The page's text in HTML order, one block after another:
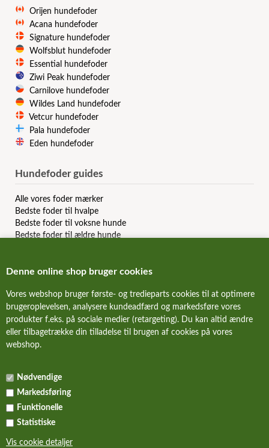
Denne online shop bruger cookies
Vores webshop bruger første- og tredieparts cookies til at optimere
brugeroplevelsen, analysere kundeadfærd og markedsføre vores
produkter f.eks. på sociale medier (retargeting). Du kan altid ændre
eller tilbagetrække din tilladelse til brugen af cookies på vores
webshop.
Nødvendige
Markedsføring
Funktionelle
Statistiske
Vis cookie detaljer
Orijen hundefoder
Acana hundefoder
Signature hundefoder
Wolfsblut hundefoder
Essential hundefoder
Ziwi Peak hundefoder
Carnilove hundefoder
Wildes Land hundefoder
Vetcur hundefoder
Pala hundefoder
Eden hundefoder
Hundefoder guides
Alle vores foder mærker
Bedste foder til hvalpe
Bedste foder til voksne hunde
Bedste foder til ældre hunde
Bedste slanke hundefoder
Billigste hundefoder mærker
Bedste billige hundefoder
Hundefoder anmeldelser & reviews
NYHEDER
ALLE TILBUD
KURV